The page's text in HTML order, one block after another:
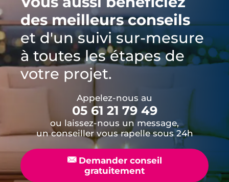
des meilleurs conseils
et d'un suivi sur-mesure
à toutes les étapes de
votre projet.
Appelez-nous au
05 61 21 79 49
ou laissez-nous un message,
un conseiller vous rapelle sous 24h
📧Demander conseil
gratuitement